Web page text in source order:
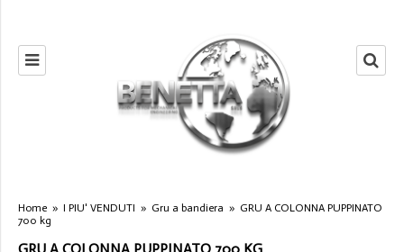
Home » I PIU' VENDUTI » Gru a bandiera » GRU A COLONNA PUPPINATO
700 kg